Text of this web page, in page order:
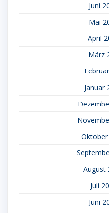
Juni
Mai
April
März
Januar
Oktober
August
Juli
Juni